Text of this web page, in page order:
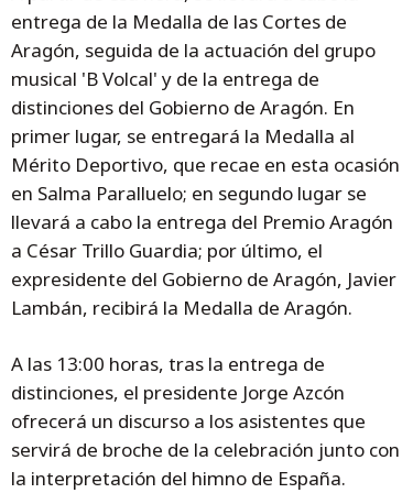
entrega de la Medalla de las Cortes de
Aragón, seguida de la actuación del grupo
musical 'B Volcal' y de la entrega de
distinciones del Gobierno de Aragón. En
primer lugar, se entregará la Medalla al
Mérito Deportivo, que recae en esta ocasión
en Salma Paralluelo; en segundo lugar se
llevará a cabo la entrega del Premio Aragón
a César Trillo Guardia; por último, el
expresidente del Gobierno de Aragón, Javier
Lambán, recibirá la Medalla de Aragón.
A las 13:00 horas, tras la entrega de
distinciones, el presidente Jorge Azcón
ofrecerá un discurso a los asistentes que
servirá de broche de la celebración junto con
la interpretación del himno de España.